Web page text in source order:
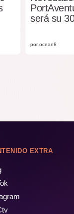
será su
por ocean8
EXTRA